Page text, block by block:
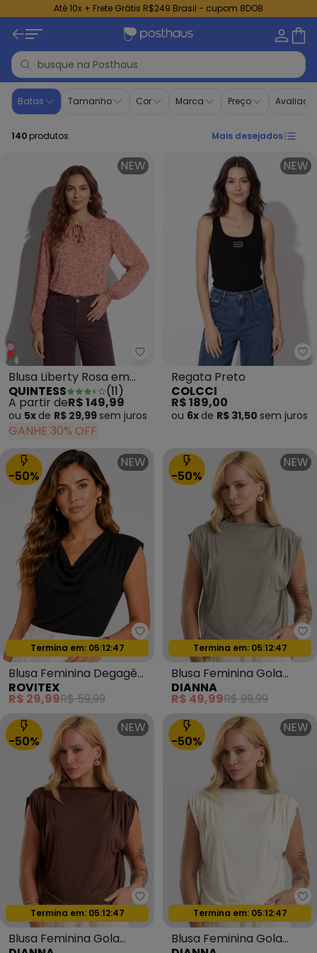
Até 10x + Frete Grátis R$249 Brasil - cupom 8DO8
Batas femininas | Tamanhos do P ao Plus Size | Posthaus
Batas Tamanho Cor Marca Preço
140 produtos Mais desejados
NEW
Quintess - Blusa Liberty Rosa
Blusa Liberty Rosa em
Crepe Plano
QUINTESS (11)
A partir deR$ 149,99
ou 5x de R$ 29,99 sem juros
GANHE 30% OFF
NEW
Regata Preto
COLCCI
R$ 189,00
ou 6x de R$ 31,50 sem juros
-50%
NEW
Rovitex - Blusa Feminina
Oferta relâmpago
Termina em: 05:12:44
Blusa Feminina Degagê
em Ribana Canelada
Preto
ROVITEX
R$ 29,99R$ 59,99
-50%
NEW
Oferta relâmpago
Termina em: 05:12:44
Blusa Feminina Gola
Chaminé Visco Premiere
Bege
DIANNA
R$ 49,99R$ 99,99
-50%
NEW
Dianna - Blusa Feminina Gola
Oferta relâmpago
Termina em: 05:12:44
Blusa Feminina Gola
-50%
NEW
Oferta relâmpago
Termina em: 05:12:44
Blusa Feminina Gola